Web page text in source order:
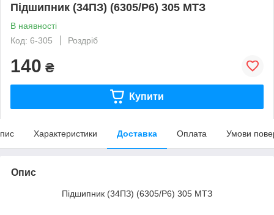
Підшипник (34ПЗ) (6305/Р6) 305 МТЗ
В наявності
Код: 6-305
Роздріб
140 ₴
Купити
Характеристики Доставка Оплата Умови
Опис
Підшипник (34ПЗ) (6305/Р6) 305 МТЗ